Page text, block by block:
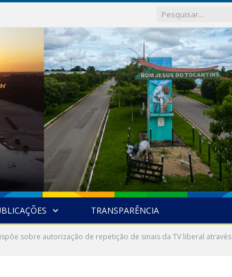
TRANSPARÊNCIA
sobre autorização de repetição de sinais da TV liberal através